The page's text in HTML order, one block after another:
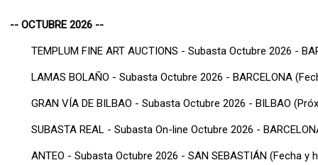
-- OCTUBRE 2026 --
TEMPLUM FINE ART AUCTIONS - Subasta Octubre 2026 -
LAMAS BOLAÑO - Subasta Octubre 2026 - BARCELONA
GRAN VÍA DE BILBAO - Subasta Octubre 2026 - BILBAO
SUBASTA REAL - Subasta On-line Octubre 2026 -
ANTEO - Subasta Octubre 2026 - SAN SEBASTIÁN (Fecha y